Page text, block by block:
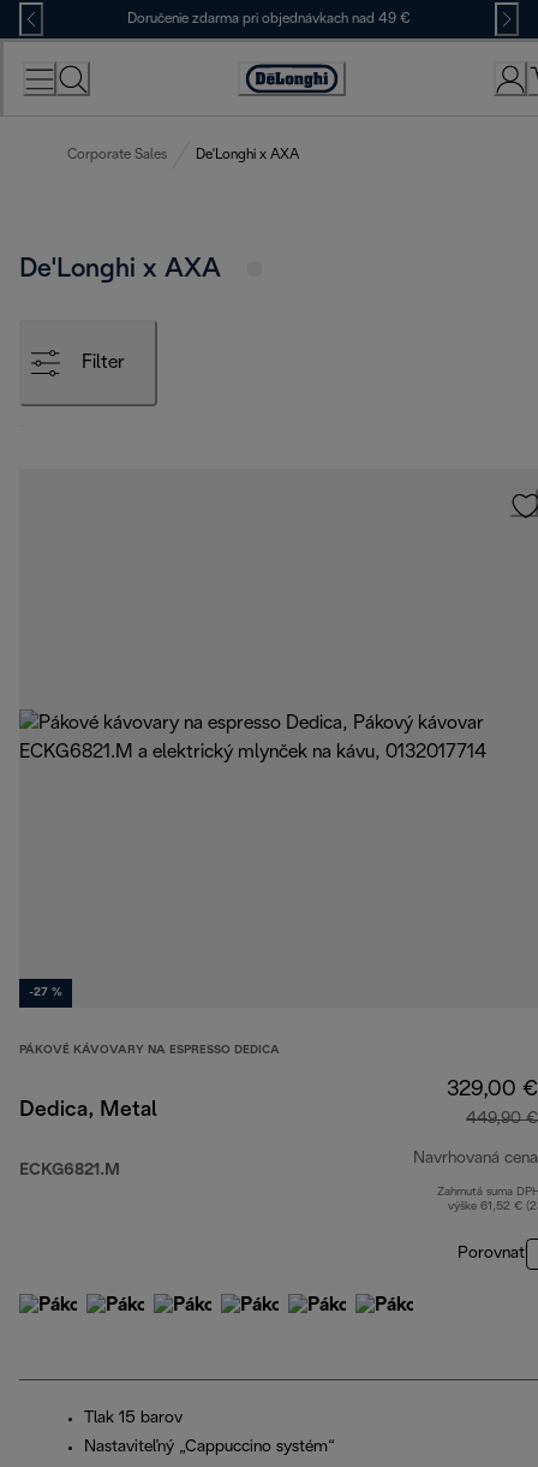
Skip
to
Content
Doručenie zdarma pri objednávkach nad 49 €
Accessibility
Corporate Sales De'Longhi x AXA
De'Longhi x AXA
Filter
-27 %
PÁKOVÉ KÁVOVARY NA ESPRESSO DEDICA
Dedica, Metal
ECKG6821.M
329,00 €
449,90 €
Navrhovaná cena
Zahrnutá suma
výške 61,52 €
Porovnať
Tlak 15 barov
Nastaviteľný „Cappuccino systém“